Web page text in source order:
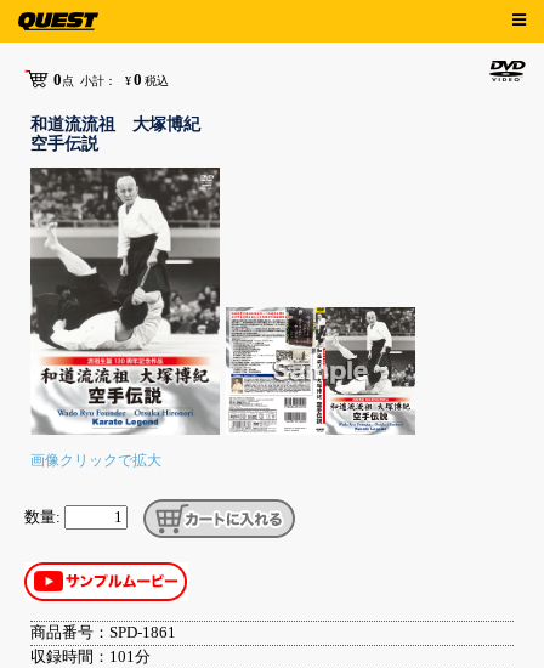
0点 小計： ¥0 税込
和道流流祖 大塚博紀
空手伝説
画像クリックで拡大
数量:
商品番号：SPD-1861
収録時間：101分